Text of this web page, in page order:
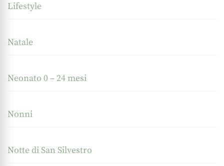
Lifestyle
Natale
Neonato 0 – 24 mesi
Nonni
Notte di San Silvestro